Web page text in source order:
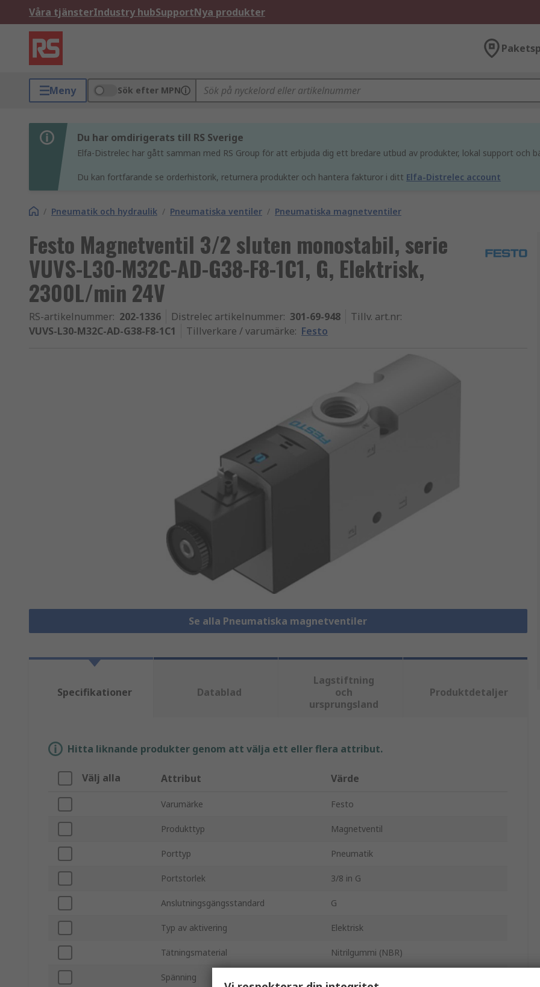
Våra tjänsterIndustry hubSupportNya produkter
Meny Sök efter MPN
Du har omdirigerats till RS Sverige
Elfa-Distrelec har gått samman med RS Group för att erbjuda dig ett bredare utbud av produkter, lokal support och
Du kan fortfarande se orderhistorik, returnera produkter och hantera fakturor i ditt Elfa-Distrelec account
/ Pneumatik och hydraulik / Pneumatiska ventiler / Pneumatiska magnetventiler
Festo Magnetventil 3/2 sluten monostabil, serie
VUVS-L30-M32C-AD-G38-F8-1C1, G, Elektrisk,
2300L/min 24V
RS-artikelnummer: 202-1336 Distrelec artikelnummer: 301-69-948 Tillv. art.nr:
VUVS-L30-M32C-AD-G38-F8-1C1
Tillverkare / varumärke: Festo
Se alla Pneumatiska magnetventiler
Specifikationer Datablad
Lagstiftning
och
ursprungsland
Produktdetaljer
Hitta liknande produkter genom att välja ett eller flera attribut.
Välj alla Attribut Värde
Varumärke Festo
Produkttyp Magnetventil
Porttyp Pneumatik
Portstorlek 3/8 in G
Anslutningsgängsstandard G
Typ av aktivering Elektrisk
Tätningsmaterial Nitrilgummi (NBR)
Spänning